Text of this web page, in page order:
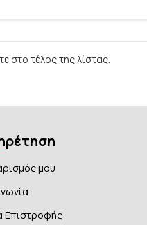
στο τέλος της λίστας.
μου
Επιστροφής